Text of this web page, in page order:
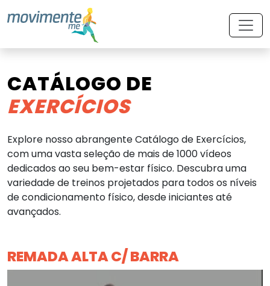
CATÁLOGO DE
EXERCÍCIOS
Explore nosso abrangente Catálogo de Exercícios,
com uma vasta seleção de mais de 1000 vídeos
dedicados ao seu bem-estar físico. Descubra uma
variedade de treinos projetados para todos os níveis
de condicionamento físico, desde iniciantes até
avançados.
REMADA ALTA C/ BARRA